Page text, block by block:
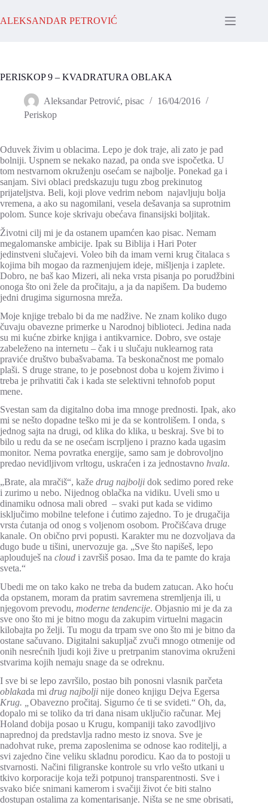
to
content
ALEKSANDAR PETROVIĆ
PERISKOP 9 – KVADRATURA OBLAKA
Aleksandar Petrović, pisac
16/04/2016
Periskop
Oduvek živim u oblacima. Lepo je dok traje, ali zato je pad
bolniji. Uspnem se nekako nazad, pa onda sve ispočetka. U
tom nestvarnom okruženju osećam se najbolje. Ponekad ga i
sanjam. Sivi oblaci predskazuju tugu zbog prekinutog
prijateljstva. Beli, koji plove vedrim nebom najavljuju bolja
vremena, a ako su nagomilani, vesela dešavanja sa suprotnim
polom. Sunce koje skrivaju obećava finansijski boljitak.
Životni cilj mi je da ostanem upamćen kao pisac. Nemam
megalomanske ambicije. Ipak su Biblija i Hari Poter
jedinstveni slučajevi. Voleo bih da imam verni krug čitalaca s
kojima bih mogao da razmenjujem ideje, mišljenja i zaplete.
Dobro, ne baš kao Mizeri, ali neka vrsta pisanja po porudžbini
onoga što oni žele da pročitaju, a ja da napišem. Da budemo
jedni drugima sigurnosna mreža.
Moje knjige trebalo bi da me nadžive. Ne znam koliko dugo
čuvaju obavezne primerke u Narodnoj biblioteci. Jedina nada
su mi kućne zbirke knjiga i antikvarnice. Dobro, sve ostaje
zabeleženo na internetu – čak i u slučaju nuklearnog rata
praviće društvo bubašvabama. Ta beskonačnost me pomalo
plaši. S druge strane, to je posebnost doba u kojem živimo i
treba je prihvatiti čak i kada ste selektivni tehnofob poput
mene.
Svestan sam da digitalno doba ima mnoge prednosti. Ipak, ako
mi se nešto dopadne teško mi je da se kontrolišem. I onda, s
jednog sajta na drugi, od klika do klika, u beskraj. Sve bi to
bilo u redu da se ne osećam iscrpljeno i prazno kada ugasim
monitor. Nema povratka energije, samo sam je dobrovoljno
predao nevidljivom vrltogu, uskraćen i za jednostavno hvala.
„Brate, ala mračiš“, kaže drug najbolji dok sedimo pored reke
i zurimo u nebo. Nijednog oblačka na vidiku. Uveli smo u
dinamiku odnosa mali obred – svaki put kada se vidimo
isključimo mobilne telefone i ćutimo zajedno. To je drugačija
vrsta ćutanja od onog s voljenom osobom. Pročišćava druge
kanale. On obično prvi popusti. Karakter mu ne dozvoljava da
dugo bude u tišini, unervozuje ga. „Sve što napišeš, lepo
aplouduješ na cloud i završiš posao. Ima da te pamte do kraja
sveta.“
Ubedi me on tako kako ne treba da budem zatucan. Ako hoću
da opstanem, moram da pratim savremena stremljenja ili, u
njegovom prevodu, moderne tendencije. Objasnio mi je da za
sve ono što mi je bitno mogu da zakupim virtuelni magacin
kilobajta po želji. Tu mogu da trpam sve ono što mi je bitno da
ostane sačuvano. Digitalni sakupljač zvuči mnogo otmenije od
onih nesrećnih ljudi koji žive u pretrpanim stanovima okruženi
stvarima kojih nemaju snage da se odreknu.
I sve bi se lepo završilo, postao bih ponosni vlasnik parčeta
oblakada mi drug najbolji nije doneo knjigu Dejva Egersa
Krug. „ Obavezno pročitaj. Sigurno će ti se svideti.“ Oh, da,
dopalo mi se toliko da tri dana nisam uključio računar. Mej
Holand dobija posao u Krugu, kompaniji tako zavodljivo
naprednoj da predstavlja radno mesto iz snova. Sve je
nadohvat ruke, prema zaposlenima se odnose kao roditelji, a
svi zajedno čine veliku skladnu porodicu. Kao da to postoji u
stvarnosti. Načini filigranske kontrole su vrlo vešto utkani u
tkivo korporacije koja teži potpunoj transparentnosti. Sve i
svako biće snimani kamerom i svačiji život će biti stalno
dostupan ostalima za komentarisanje. Ništa se ne sme obrisati,